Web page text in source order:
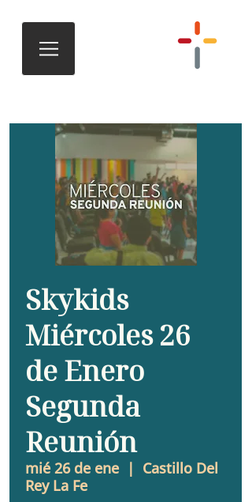
Skykids
Miércoles 26
de Enero
Segunda
Reunión
mié 26 de ene
  |
Castillo Del
Rey La Fe